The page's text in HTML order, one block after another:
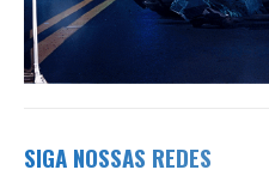
SIGA NOSSAS REDES